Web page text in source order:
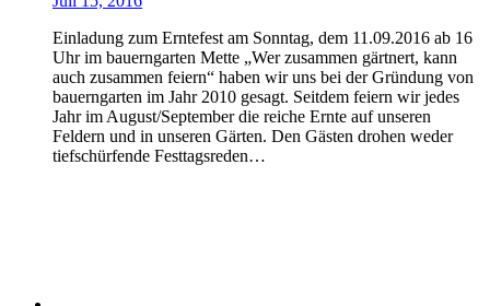
Einladung zum Erntefest am Sonntag, dem 11.09.2016 ab 16
Uhr im bauerngarten Mette „Wer zusammen gärtnert, kann
auch zusammen feiern“ haben wir uns bei der Gründung von
bauerngarten im Jahr 2010 gesagt. Seitdem feiern wir jedes
Jahr im August/September die reiche Ernte auf unseren
Feldern und in unseren Gärten. Den Gästen drohen weder
tiefschürfende Festtagsreden…